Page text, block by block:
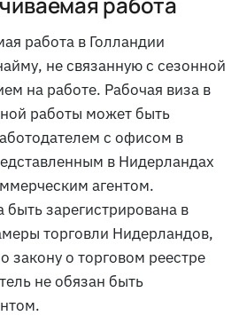
работа в Голландии
не связанную с сезонной
на работе. Рабочая виза в
работы может быть
с офисом в
в Нидерландах
агентом.
зарегистрирована в
торговли Нидерландов,
закону о торговом реестре
не обязан быть